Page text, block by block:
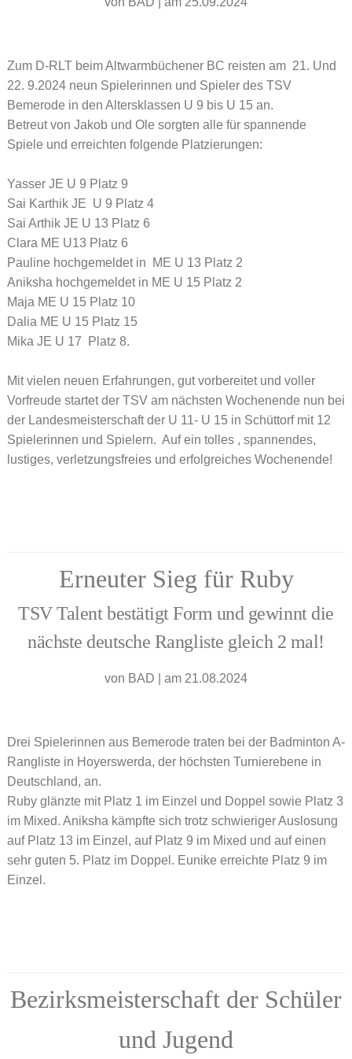
Zum D-RLT beim Altwarmbüchener BC reisten am 21. Und
22. 9.2024 neun Spielerinnen und Spieler des TSV
Bemerode in den Altersklassen U 9 bis U 15 an.
Betreut von Jakob und Ole sorgten alle für spannende
Spiele und erreichten folgende Platzierungen:
Yasser JE U 9 Platz 9
Sai Karthik JE U 9 Platz 4
Sai Arthik JE U 13 Platz 6
Clara ME U13 Platz 6
Pauline hochgemeldet in ME U 13 Platz 2
Aniksha hochgemeldet in ME U 15 Platz 2
Maja ME U 15 Platz 10
Dalia ME U 15 Platz 15
Mika JE U 17 Platz 8.
Mit vielen neuen Erfahrungen, gut vorbereitet und voller
Vorfreude startet der TSV am nächsten Wochenende nun bei
der Landesmeisterschaft der U 11- U 15 in Schüttorf mit 12
Spielerinnen und Spielern. Auf ein tolles , spannendes,
lustiges, verletzungsfreies und erfolgreiches Wochenende!
Erneuter Sieg für Ruby
TSV Talent bestätigt Form und gewinnt die
nächste deutsche Rangliste gleich 2 mal!
von BAD am 21.08.2024
Drei Spielerinnen aus Bemerode traten bei der Badminton A-
Rangliste in Hoyerswerda, der höchsten Turnierebene in
Deutschland, an.
Ruby glänzte mit Platz 1 im Einzel und Doppel sowie Platz 3
im Mixed. Aniksha kämpfte sich trotz schwieriger Auslosung
auf Platz 13 im Einzel, auf Platz 9 im Mixed und auf einen
sehr guten 5. Platz im Doppel. Eunike erreichte Platz 9 im
Einzel.
Bezirksmeisterschaft der Schüler
und Jugend